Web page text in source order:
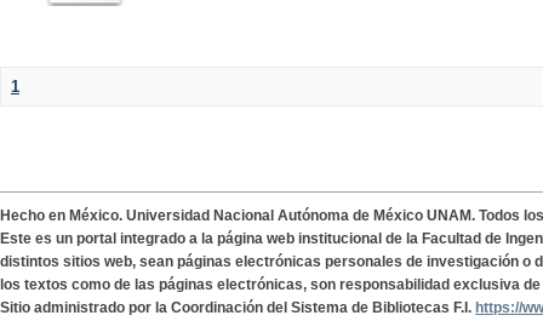
1
Hecho en México. Universidad Nacional Autónoma de México UNAM. Todos
Este es un portal integrado a la página web institucional de la Facultad de
distintos sitios web, sean páginas electrónicas personales de investigación o
los textos como de las páginas electrónicas, son responsabilidad exclusiva
Sitio administrado por la Coordinación del Sistema de Bibliotecas F.I. https://